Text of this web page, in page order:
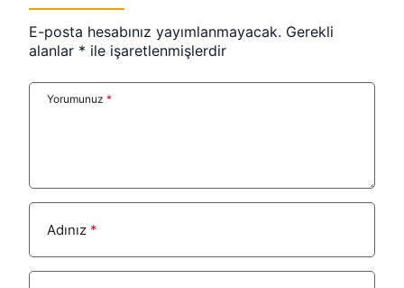
E-posta hesabınız yayımlanmayacak. Gerekli
alanlar * ile işaretlenmişlerdir
Yorumunuz *
Adınız *